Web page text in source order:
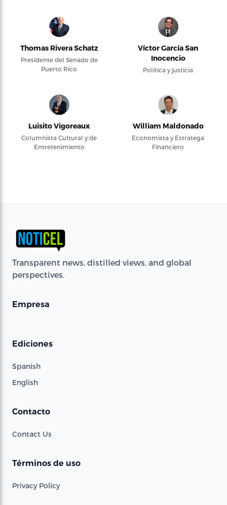
Thomas Rivera Schatz
Presidente del Senado de
Puerto Rico
Víctor García San
Inocencio
Política y justicia
Luisito Vigoreaux
Columnista Cultural y de
Entretenimiento
William Maldonado
Economista y Estratega
Financiero
Transparent news, distilled views, and global
perspectives.
Empresa
Ediciones
Spanish
English
Contacto
Contact Us
Términos de uso
Privacy Policy